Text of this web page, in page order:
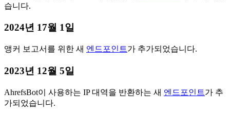
습니다.
2024년 17월 1일
앵커 보고서를 위한 새 엔드포인트가 추가되었습니다.
2023년 12월 5일
AhrefsBot이 사용하는 IP 대역을 반환하는 새 엔드포인트가 추
가되었습니다.